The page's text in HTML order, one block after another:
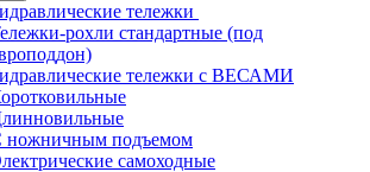
тележки
рохли стандартные (под
тележки с ВЕСАМИ
ножничным подъемом
самоходные